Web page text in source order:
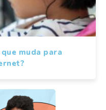
muda para